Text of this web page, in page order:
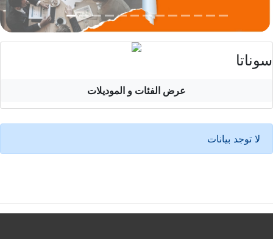
سوناتا
عرض الفئات و الموديلات
لا توجد بيانات